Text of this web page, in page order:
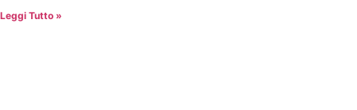
Leggi Tutto »